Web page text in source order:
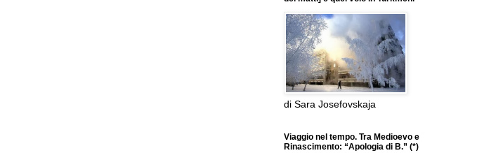
di Sara Josefovskaja
Viaggio nel tempo. Tra Medioevo e
Rinascimento: “Apologia di B.” (*)